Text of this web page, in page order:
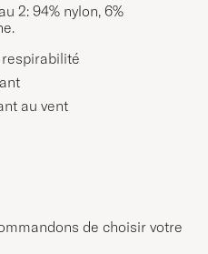
2: 94% nylon, 6%
au vent
de choisir votre